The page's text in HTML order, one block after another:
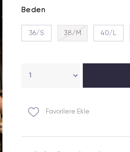
Beden
36/S 38/M 40/L
Favorilere Ekle